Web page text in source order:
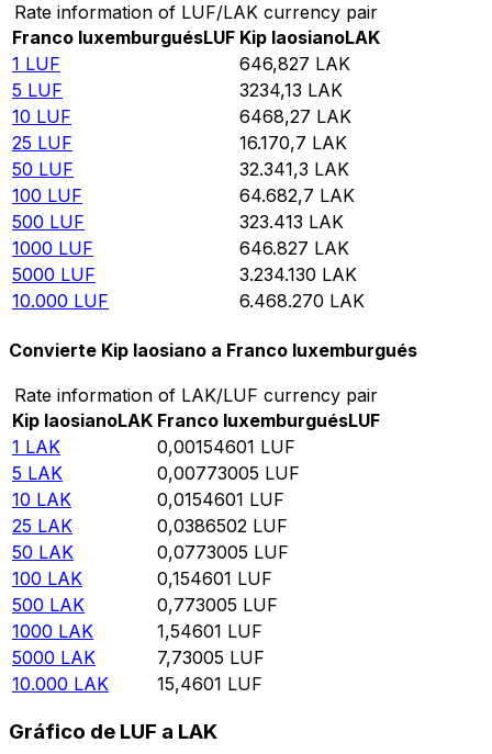
Rate information of LUF/LAK currency pair
Franco luxemburguésLUF Kip laosianoLAK
1 LUF 646,827 LAK
5 LUF 3234,13 LAK
10 LUF 6468,27 LAK
25 LUF 16.170,7 LAK
50 LUF 32.341,3 LAK
100 LUF 64.682,7 LAK
500 LUF 323.413 LAK
1000 LUF 646.827 LAK
5000 LUF 3.234.130 LAK
10.000 LUF 6.468.270 LAK
Convierte Kip laosiano a Franco luxemburgués
Rate information of LAK/LUF currency pair
Kip laosianoLAK Franco luxemburguésLUF
1 LAK 0,00154601 LUF
5 LAK 0,00773005 LUF
10 LAK 0,0154601 LUF
25 LAK 0,0386502 LUF
50 LAK 0,0773005 LUF
100 LAK 0,154601 LUF
500 LAK 0,773005 LUF
1000 LAK 1,54601 LUF
5000 LAK 7,73005 LUF
10.000 LAK 15,4601 LUF
Gráfico de LUF a LAK